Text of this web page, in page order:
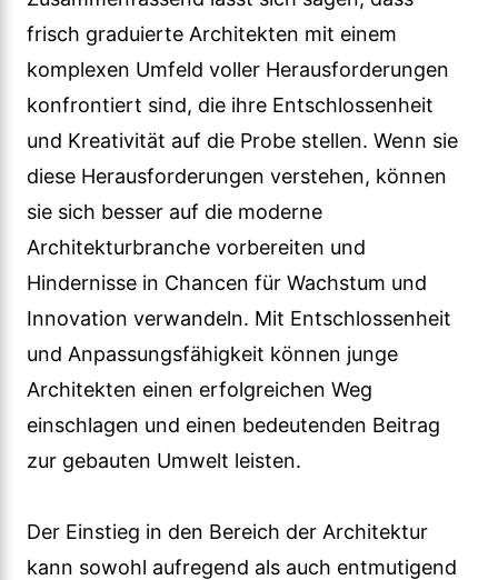
frisch graduierte Architekten mit einem
komplexen Umfeld voller Herausforderungen
konfrontiert sind, die ihre Entschlossenheit
und Kreativität auf die Probe stellen. Wenn sie
diese Herausforderungen verstehen, können
sie sich besser auf die moderne
Architekturbranche vorbereiten und
Hindernisse in Chancen für Wachstum und
Innovation verwandeln. Mit Entschlossenheit
und Anpassungsfähigkeit können junge
Architekten einen erfolgreichen Weg
einschlagen und einen bedeutenden Beitrag
zur gebauten Umwelt leisten.
Der Einstieg in den Bereich der Architektur
kann sowohl aufregend als auch entmutigend